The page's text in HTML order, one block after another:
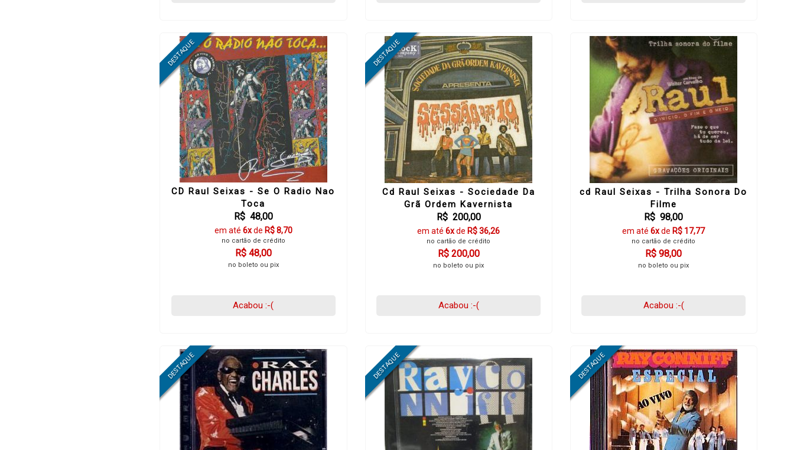
CD Raul Seixas - Se O Radio Nao
Toca
R$ 48,00
em até 6xde R$ 8,70
no cartão de crédito
R$ 48,00
no boleto ou pix
Acabou :-(
Cd Raul Seixas - Sociedade Da
Grã Ordem Kavernista
R$ 200,00
em até6xde R$ 36,26
no cartão de crédito
R$ 200,00
no boleto ou pix
Acabou :-(
cd Raul Seixas - Trilha Sonora Do
Filme
R$ 98,00
em até6xde R$ 17,77
no cartão de crédito
R$ 98,00
no boleto ou pix
Acabou :-(